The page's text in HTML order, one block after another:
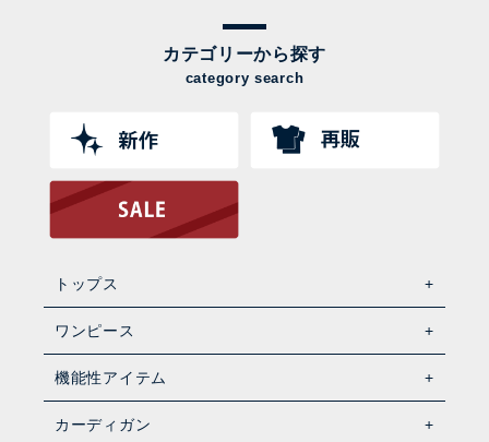
カテゴリーから探す
category search
トップス
ワンピース
機能性アイテム
カーディガン